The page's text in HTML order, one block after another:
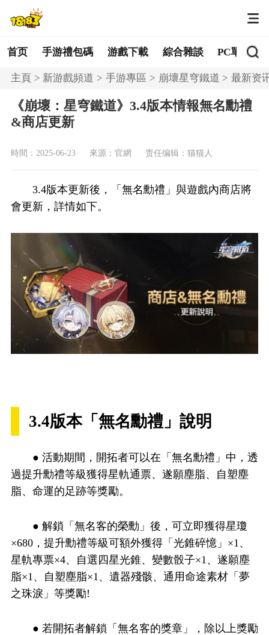
首页 手游禮包碼 游戲下載 綜合雜談 PC單機
主頁 新游戲頻道 手游專區 崩壞星穹鐵道 最新资
《崩壞：星穹鐵道》3.4版本情報無名勳禮
&商店更新
時間：2025-06-23 來源：官網 责任编辑：猫猫人
3.4版本更新後，「無名勳禮」與遊戲內商店將
會更新，詳情如下。
3.4版本「無名勳禮」說明
● 活動期間，開拓者可以在「無名勳禮」中，透
過提升勳禮等級獲得星軌通票、遂願塵脂、自塑塵
脂、命運的足跡等獎勵。
● 解鎖「無名客的榮勳」後，可立即獲得星瓊
×680，提升勳禮等級可額外獲得「光錐碎憶」×1、
星軌專票×4、自選四星光錐、變數骰子×1、遂願塵
脂×1、自塑塵脂×1、遺器殘骸、通用命途素材「夢
之珠淚」等獎勵!
● 若開拓者解鎖「無名客的獎章」，除以上獎勵